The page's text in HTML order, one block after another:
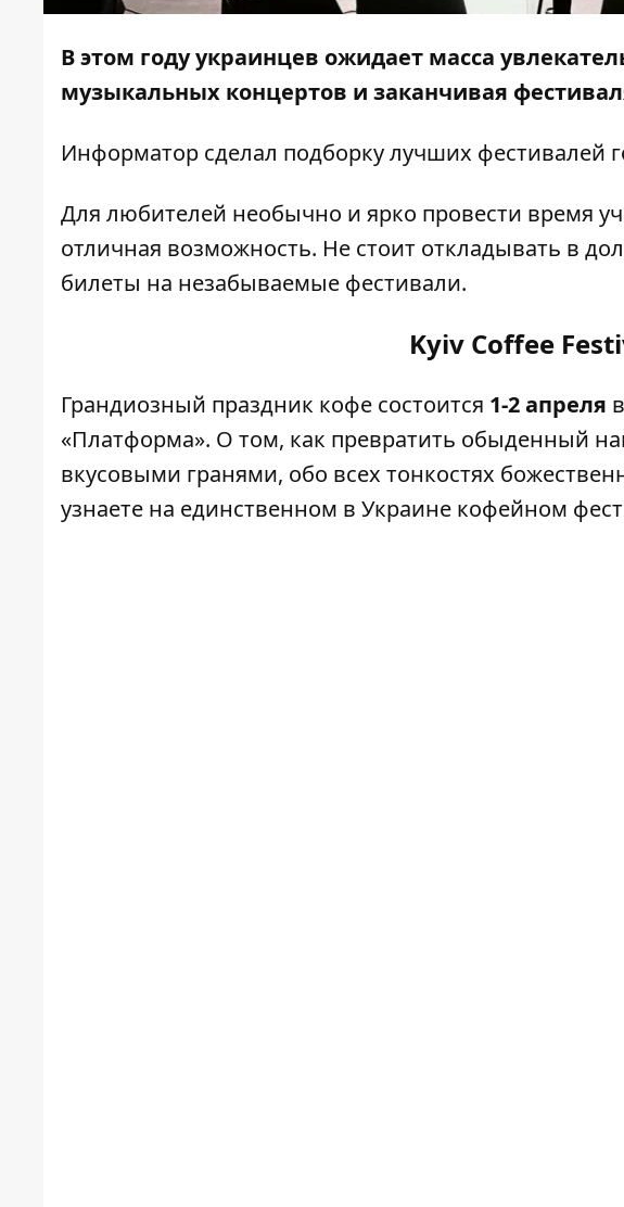
В этом году украинцев ожидает масса
музыкальных концертов и заканчивая
Информатор сделал подборку лучших фестивалей
Для любителей необычно и ярко провести время
отличная возможность. Не стоит откладывать в
билеты на незабываемые фестивали.
Kyiv Coffee
Грандиозный праздник кофе состоится 1-2 апреля
«Платформа». О том, как превратить обыденный
вкусовыми гранями, обо всех тонкостях
узнаете на единственном в Украине кофейном